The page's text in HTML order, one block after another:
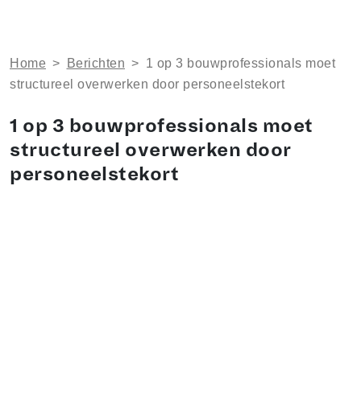
Home > Berichten > 1 op 3 bouwprofessionals moet
structureel overwerken door personeelstekort
1 op 3 bouwprofessionals moet
structureel overwerken door
personeelstekort